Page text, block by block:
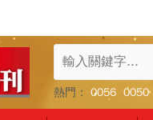
熱門： 0056 0050